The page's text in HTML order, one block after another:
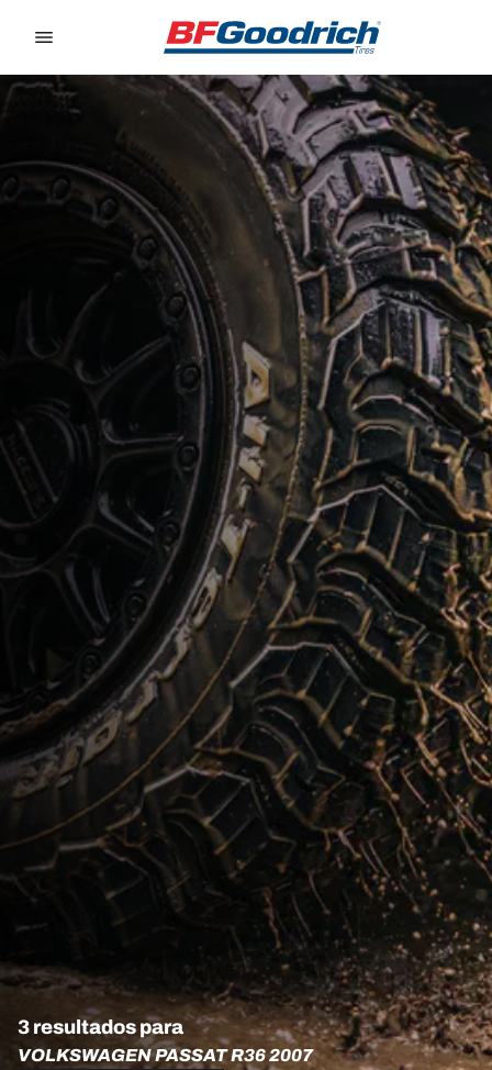
3 resultados para
VOLKSWAGEN PASSAT R36 2007